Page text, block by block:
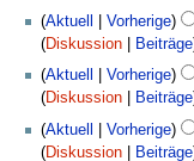
s
z
u
s
m
u
n
s
z
u
s
i
t
u
n
s
B
e
r
b
e
i
n
e
B
e
r
Aktuell
Vorherige
Diskussion
Beiträge
Aktuell
Vorherige
Diskussion
Beiträge
Aktuell
Vorherige
Diskussion
Beiträge